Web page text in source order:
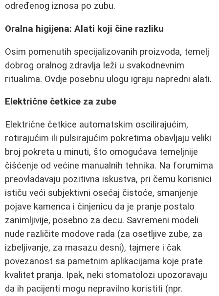
određenog iznosa po zubu.
Oralna higijena: Alati koji čine razliku
Osim pomenutih specijalizovanih proizvoda, temelj
dobrog oralnog zdravlja leži u svakodnevnim
ritualima. Ovdje posebnu ulogu igraju napredni alati.
Električne četkice za zube
Električne četkice automatskim oscilirajućim,
rotirajućim ili pulsirajućim pokretima obavljaju veliki
broj pokreta u minuti, što omogućava temeljnije
čišćenje od većine manualnih tehnika. Na forumima
preovladavaju pozitivna iskustva, pri čemu korisnici
ističu veći subjektivni osećaj čistoće, smanjenje
pojave kamenca i činjenicu da je pranje postalo
zanimljivije, posebno za decu. Savremeni modeli
nude različite modove rada (za osetljive zube, za
izbeljivanje, za masazu desni), tajmere i čak
povezanost sa pametnim aplikacijama koje prate
kvalitet pranja. Ipak, neki stomatolozi upozoravaju
da ih pacijenti mogu nepravilno koristiti (npr.